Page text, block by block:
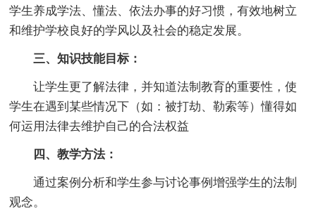
学生养成学法、懂法、依法办事的好习惯，有效地树立
和维护学校良好的学风以及社会的稳定发展。
三、知识技能目标：
让学生更了解法律，并知道法制教育的重要性，使
学生在遇到某些情况下（如：被打劫、勒索等）懂得如
何运用法律去维护自己的合法权益
四、教学方法：
通过案例分析和学生参与讨论事例增强学生的法制
观念。